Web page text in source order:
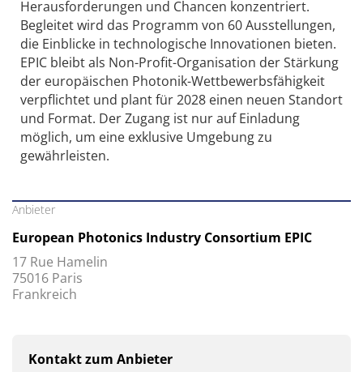
Herausforderungen und Chancen konzentriert.
Begleitet wird das Programm von 60 Ausstellungen,
die Einblicke in technologische Innovationen bieten.
EPIC bleibt als Non-Profit-Organisation der Stärkung
der europäischen Photonik-Wettbewerbsfähigkeit
verpflichtet und plant für 2028 einen neuen Standort
und Format. Der Zugang ist nur auf Einladung
möglich, um eine exklusive Umgebung zu
gewährleisten.
Anbieter
European Photonics Industry Consortium EPIC
17 Rue Hamelin
75016 Paris
Frankreich
Kontakt zum Anbieter